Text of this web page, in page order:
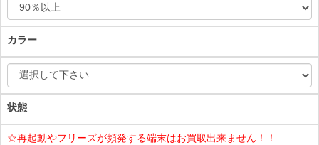
カラー
状態
☆再起動やフリーズが頻発する端末はお買取出来ません！！